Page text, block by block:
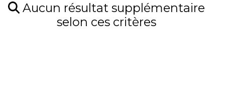
Aucun résultat supplémentaire
selon ces critères